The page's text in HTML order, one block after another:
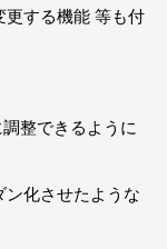
更する機能 等も付
整できるように
ン化させたような